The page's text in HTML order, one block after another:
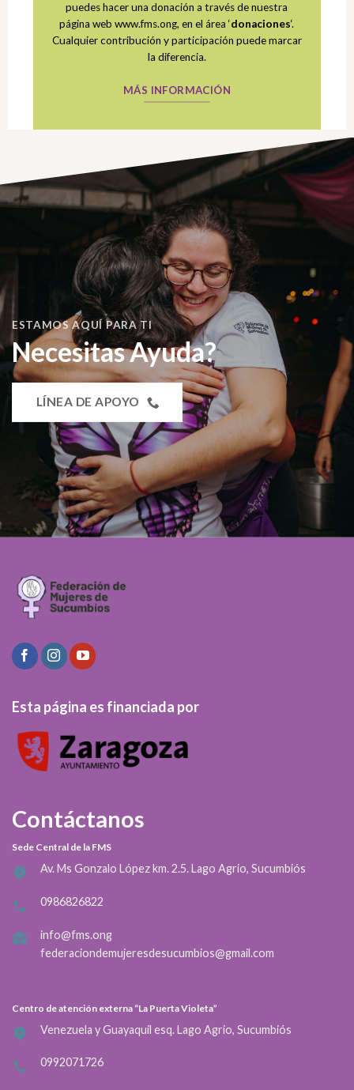
puedes hacer una donación a través de nuestra
página web www.fms.ong, en el área ‘donaciones‘.
Cualquier contribución y participación puede marcar
la diferencia.
MÁS INFORMACIÓN
ESTAMOS AQUÍ PARA TI
Necesitas Ayuda?
LÍNEA DE APOYO
Esta página es financiada por
Contáctanos
Sede Central de la FMS
Av. Ms Gonzalo López km. 2.5. Lago Agrio, Sucumbiós
0986826822
info@fms.ong
federaciondemujeresdesucumbios@gmail.com
Centro de atención externa “La Puerta Violeta”
Venezuela y Guayaquil esq. Lago Agrio, Sucumbiós
0992071726